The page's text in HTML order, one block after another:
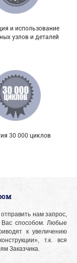
и использование
узлов и деталей
30 000 циклов
нам запрос,
Вас способом. Любые
к увеличению
т.к. вся
Заказчика.